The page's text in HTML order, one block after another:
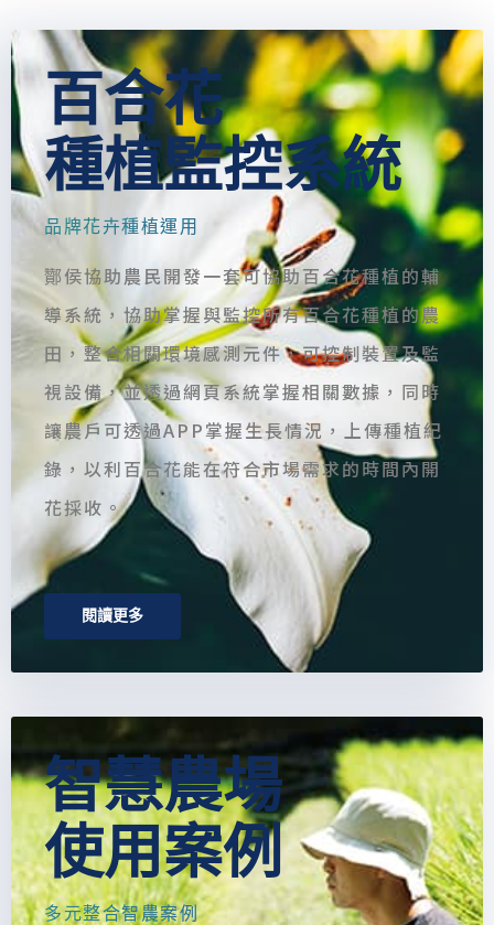
百合花
種植監控系統
品牌花卉種植運用
酇侯協助農民開發一套可協助百合花種植的輔
導系統，協助掌握與監控所有百合花種植的農
田，整合相關環境感測元件，可控制裝置及監
視設備，並透過網頁系統掌握相關數據，同時
讓農戶可透過APP掌握生長情況，上傳種植紀
錄，以利百合花能在符合市場需求的時間內開
花採收。
閱讀更多
智慧農場
使用案例
多元整合智農案例